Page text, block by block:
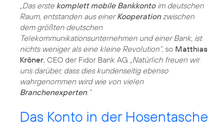
„Das erste komplett mobile Bankkontoim deutschen
Raum, entstanden aus einerKooperationzwischen
dem größten deutschen
Telekommunikationsunternehmen und einer Bank, ist
nichts weniger als eine kleine Revolution“, so Matthias
Kröner, CEO der Fidor Bank AG „Natürlich freuen wir
uns darüber, dass dies kundenseitig ebenso
wahrgenommen wird wie von vielen
Branchenexperten.“
Das Konto in der Hosentasche